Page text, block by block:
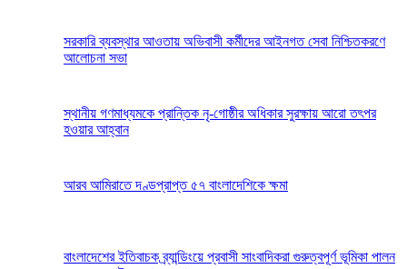
সরকারি ব্যবস্থার আওতায় অভিবাসী কর্মীদের আইনগত সেবা নিশ্চিতকরণে
আলোচনা সভা
স্থানীয় গণমাধ্যমকে প্রান্তিক নৃ-গোষ্ঠীর অধিকার সুরক্ষায় আরো তৎপর
হওয়ার আহ্বান
আরব আমিরাতে দণ্ডপ্রাপ্ত ৫৭ বাংলাদেশিকে ক্ষমা
বাংলাদেশের ইতিবাচক ব্র্যান্ডিংয়ে প্রবাসী সাংবাদিকরা গুরুত্বপূর্ণ ভূমিকা পালন